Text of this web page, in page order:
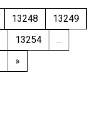
13248
13249
13254
...
»